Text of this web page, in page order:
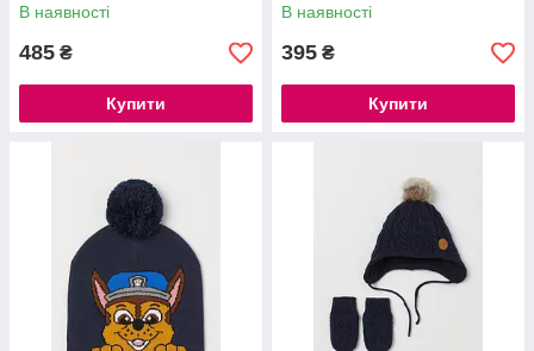
В наявності
485 ₴
Купити
В наявності
395 ₴
Купити